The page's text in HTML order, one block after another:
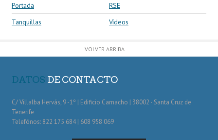
Portada
RSE
Tanquillas
Vídeos
VOLVER ARRIBA
DATOS DE CONTACTO
C/ Villalba Hervás, 9 -1º | Edificio Camacho | 38002 · Santa Cruz de
Tenerife
Telefónos: 822 175 684 | 608 958 069